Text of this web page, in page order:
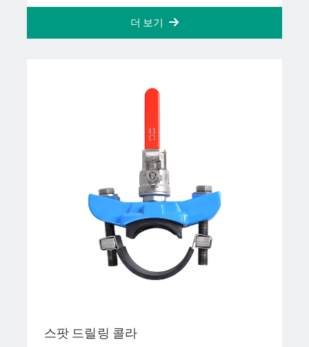
더 보기
스팟 드릴링 콜라